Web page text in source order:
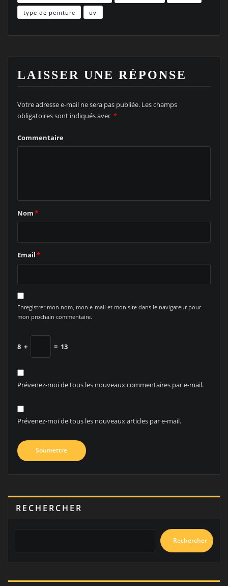
type de peinture uv
LAISSER UNE RÉPONSE
Votre adresse e-mail ne sera pas publiée. Les champs
obligatoires sont indiqués avec *
Commentaire
Nom*
Email*
Enregistrer mon nom, mon e-mail et mon site dans le navigateur pour
mon prochain commentaire.
8 + = 13
Prévenez-moi de tous les nouveaux commentaires par e-mail.
Prévenez-moi de tous les nouveaux articles par e-mail.
RECHERCHER
Rechercher